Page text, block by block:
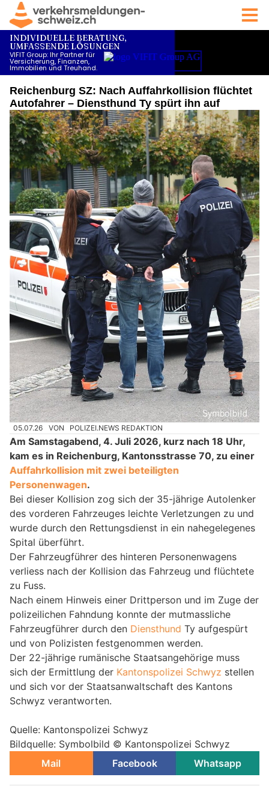
Reichenburg SZ: Nach Auffahrkollision flüchtet
Autofahrer – Diensthund Ty spürt ihn auf
05.07.26 VON POLIZEI.NEWS REDAKTION
Am Samstagabend, 4. Juli 2026, kurz nach 18 Uhr,
kam es in Reichenburg, Kantonsstrasse 70, zu einer
Auffahrkollision mit zwei beteiligten
Personenwagen.
Bei dieser Kollision zog sich der 35-jährige Autolenker
des vorderen Fahrzeuges leichte Verletzungen zu und
wurde durch den Rettungsdienst in ein nahegelegenes
Spital überführt.
Der Fahrzeugführer des hinteren Personenwagens
verliess nach der Kollision das Fahrzeug und flüchtete
zu Fuss.
Nach einem Hinweis einer Drittperson und im Zuge der
polizeilichen Fahndung konnte der mutmassliche
Fahrzeugführer durch den Diensthund Ty aufgespürt
und von Polizisten festgenommen werden.
Der 22-jährige rumänische Staatsangehörige muss
sich der Ermittlung der Kantonspolizei Schwyz stellen
und sich vor der Staatsanwaltschaft des Kantons
Schwyz verantworten.
Quelle: Kantonspolizei Schwyz
Bildquelle: Symbolbild © Kantonspolizei Schwyz
Mail
Facebook Whatsapp